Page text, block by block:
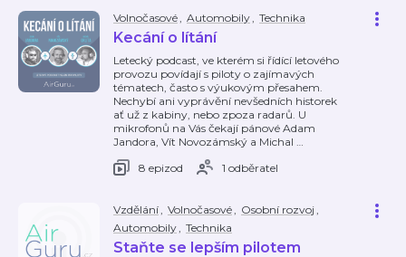
Volnočasové, Automobily, Technika
Kecání o lítání
Letecký podcast, ve kterém si řídící letového
provozu povídají s piloty o zajímavých
tématech, často s výukovým přesahem.
Nechybí ani vyprávění nevšedních historek
ať už z kabiny, nebo zpoza radarů. U
mikrofonů na Vás čekají pánové Adam
Jandora, Vít Novozámský a Michal …
8 epizod
1 odběratel
Vzdělání, Volnočasové, Osobní rozvoj ,
Automobily, Technika
Staňte se lepším pilotem